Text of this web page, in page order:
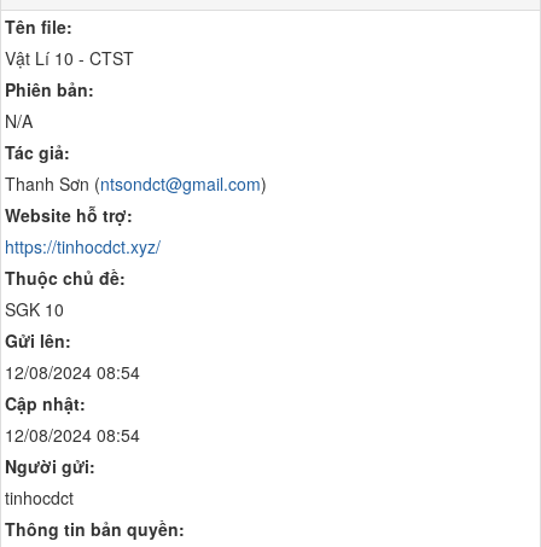
Tên file:
Vật Lí 10 - CTST
Phiên bản:
N/A
Tác giả:
Thanh Sơn (ntsondct@gmail.com)
Website hỗ trợ:
https://tinhocdct.xyz/
Thuộc chủ đề:
SGK 10
Gửi lên:
12/08/2024 08:54
Cập nhật:
12/08/2024 08:54
Người gửi:
tinhocdct
Thông tin bản quyền: